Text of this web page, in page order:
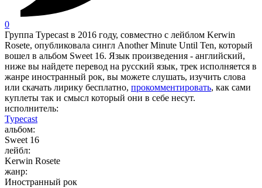
0
Группа Typecast в 2016 году, совместно с лейблом Kerwin
Rosete, опубликовала сингл Another Minute Until Ten, который
вошел в альбом Sweet 16. Язык произведения - английский,
ниже вы найдете перевод на русский язык, трек исполняется в
жанре иностранный рок, вы можете слушать, изучить слова
или скачать лирику бесплатно, прокомментировать, как сами
куплеты так и смысл который они в себе несут.
исполнитель:
Typecast
альбом:
Sweet 16
лейбл:
Kerwin Rosete
жанр:
Иностранный рок